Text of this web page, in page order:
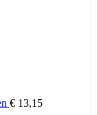
€13,15